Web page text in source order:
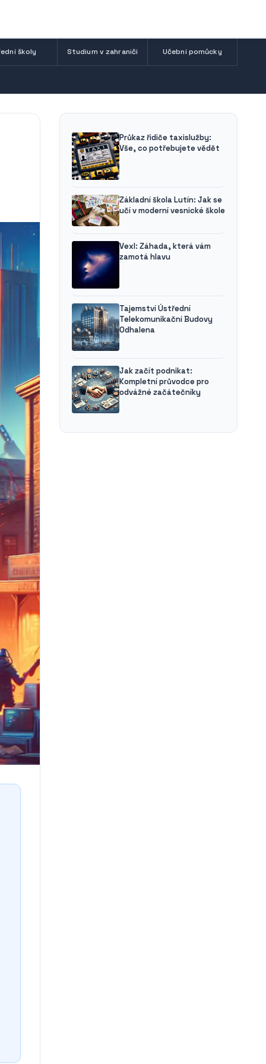
školy Studium v zahraničí Učební pomůcky
Průkaz řidiče taxislužby:
Vše, co potřebujete vědět
Základní škola Lutín: Jak se
učí v moderní vesnické škole
Vexl: Záhada, která vám
zamotá hlavu
Tajemství Ústřední
Telekomunikační Budovy
Odhalena
Jak začít podnikat:
Kompletní průvodce pro
odvážné začátečníky